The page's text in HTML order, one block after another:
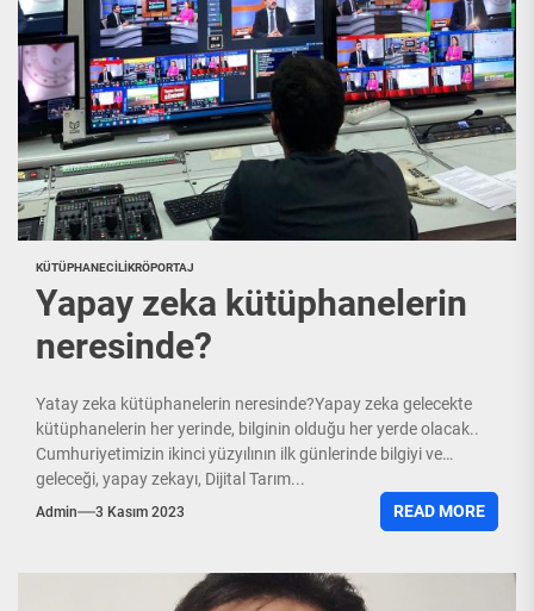
KÜTÜPHANECILIKRÖPORTAJ
Yapay zeka kütüphanelerin
neresinde?
Yatay zeka kütüphanelerin neresinde?Yapay zeka gelecekte
kütüphanelerin her yerinde, bilginin olduğu her yerde olacak..
Cumhuriyetimizin ikinci yüzyılının ilk günlerinde bilgiyi ve
geleceği, yapay zekayı, Dijital Tarım...
Admin 3 Kasım 2023 READ MORE